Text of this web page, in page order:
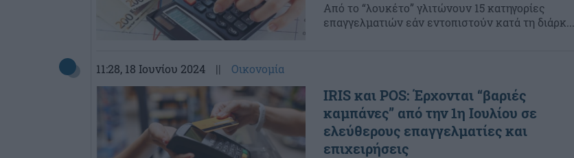
Από το “λουκέτο” γλιτώνουν 15 κατηγορίες
επαγγελματιών εάν εντοπιστούν κατά τη διάρκ...
11:28, 18 Ιουνίου 2024 || Οικονομία
IRIS και POS: Έρχονται “βαριές
καμπάνες” από την 1η Ιουλίου σε
ελεύθερους επαγγελματίες και
επιχειρήσεις